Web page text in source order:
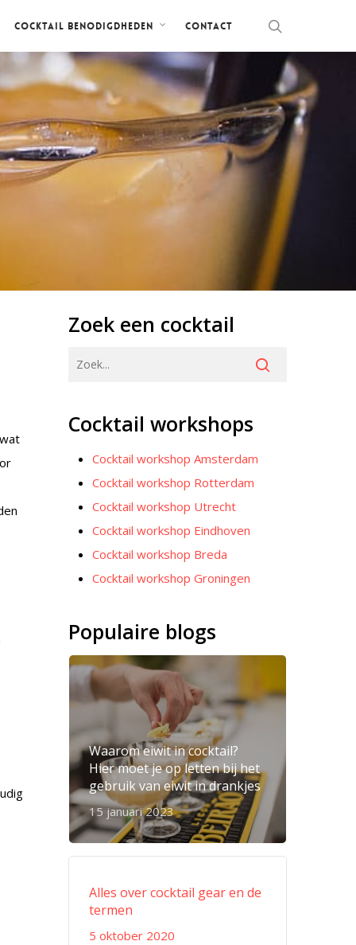
Cocktail benodigdheden Contact
Zoek een cocktail
Cocktail workshops
Cocktail workshop Amsterdam
Cocktail workshop Rotterdam
Cocktail workshop Utrecht
Cocktail workshop Eindhoven
Cocktail workshop Breda
Cocktail workshop Groningen
Populaire blogs
Waarom eiwit in cocktail?
Hier moet je op letten bij het
gebruik van eiwit in drankjes
15 januari 2023
Alles over cocktail gear en de
termen
5 oktober 2020